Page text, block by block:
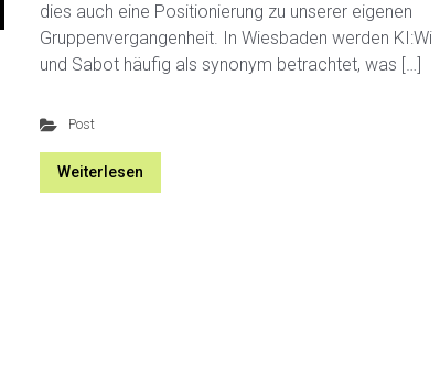
dies auch eine Positionierung zu unserer eigenen
Gruppenvergangenheit. In Wiesbaden werden KI:Wi
und Sabot häufig als synonym betrachtet, was […]
Post
Weiterlesen